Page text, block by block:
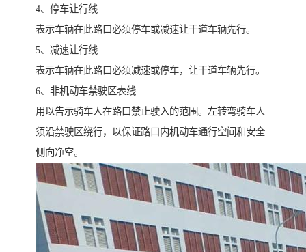
4、停车让行线
表示车辆在此路口必须停车或减速让干道车辆先行。
5、减速让行线
表示车辆在此路口必须减速或停车，让干道车辆先行。
6、非机动车禁驶区表线
用以告示骑车人在路口禁止驶入的范围。左转弯骑车人
须沿禁驶区绕行，以保证路口内机动车通行空间和安全
侧向净空。